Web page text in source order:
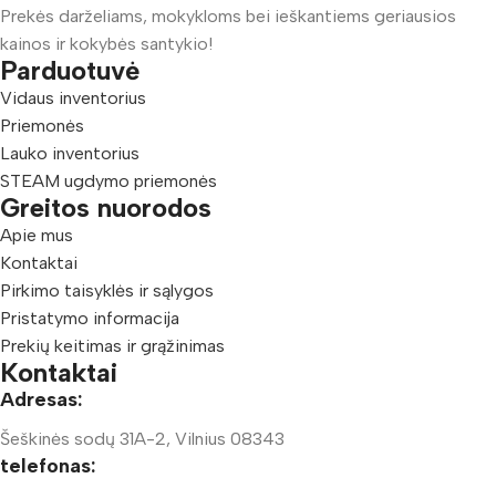
Prekės darželiams, mokykloms bei ieškantiems geriausios
kainos ir kokybės santykio!
Parduotuvė
Vidaus inventorius
Priemonės
Lauko inventorius
STEAM ugdymo priemonės
Greitos nuorodos
Apie mus
Kontaktai
Pirkimo taisyklės ir sąlygos
Pristatymo informacija
Prekių keitimas ir grąžinimas
Kontaktai
Adresas:
Šeškinės sodų 31A-2, Vilnius 08343
telefonas: